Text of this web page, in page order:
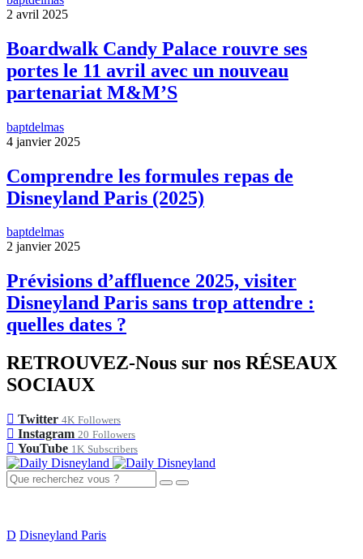
2 avril 2025
Boardwalk Candy Palace rouvre ses
portes le 11 avril avec un nouveau
partenariat M&M’S
baptdelmas
4 janvier 2025
Comprendre les formules repas de
Disneyland Paris (2025)
baptdelmas
2 janvier 2025
Prévisions d’affluence 2025, visiter
Disneyland Paris sans trop attendre :
quelles dates ?
RETROUVEZ-Nous sur nos RÉSEAUX
SOCIAUX
Twitter 4K Followers
Instagram 20 Followers
YouTube 1K Subscribers
D Disneyland Paris